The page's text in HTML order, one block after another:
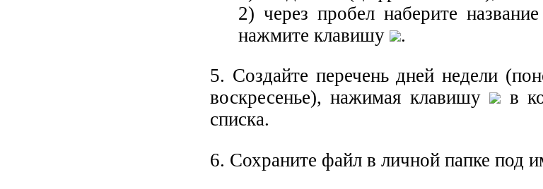
2) через пробел наберите
нажмите клавишу
.
5. Создайте перечень дней недели
воскресенье), нажимая клавишу
в
списка.
6. Сохраните файл в личной папке под